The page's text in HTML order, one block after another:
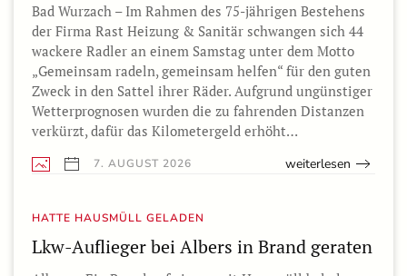
Bad Wurzach – Im Rahmen des 75-jährigen Bestehens
der Firma Rast Heizung & Sanitär schwangen sich 44
wackere Radler an einem Samstag unter dem Motto
„Gemeinsam radeln, gemeinsam helfen“ für den guten
Zweck in den Sattel ihrer Räder. Aufgrund ungünstiger
Wetterprognosen wurden die zu fahrenden Distanzen
verkürzt, dafür das Kilometergeld erhöht…
7. AUGUST 2026 weiterlesen
HATTE HAUSMÜLL GELADEN
Lkw-Auflieger bei Albers in Brand geraten